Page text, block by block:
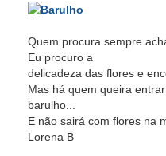
Quem procura sempre
Eu procuro a
delicadeza das flores e
Mas há quem queira
barulho...
E não sairá com flores na
Lorena B